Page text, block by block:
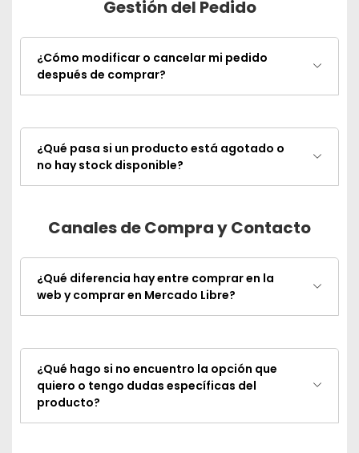
Gestión del Pedido
¿Cómo modificar o cancelar mi pedido
después de comprar?
¿Qué pasa si un producto está agotado o
no hay stock disponible?
Canales de Compra y Contacto
¿Qué diferencia hay entre comprar en la
web y comprar en Mercado Libre?
¿Qué hago si no encuentro la opción que
quiero o tengo dudas específicas del
producto?